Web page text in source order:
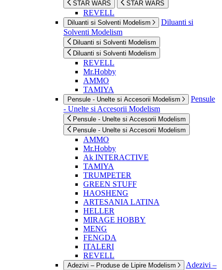
STAR WARS STAR WARS
REVELL
Diluanti si Solventi Modelism
Diluanti si
Solventi Modelism
Diluanti si Solventi Modelism
Diluanti si Solventi Modelism
REVELL
Mr.Hobby
AMMO
TAMIYA
Pensule - Unelte si Accesorii Modelism
Pensule
- Unelte si Accesorii Modelism
Pensule - Unelte si Accesorii Modelism
Pensule - Unelte si Accesorii Modelism
AMMO
Mr.Hobby
Ak INTERACTIVE
TAMIYA
TRUMPETER
GREEN STUFF
HAOSHENG
ARTESANIA LATINA
HELLER
MIRAGE HOBBY
MENG
FENGDA
ITALERI
REVELL
Adezivi – Produse de Lipire Modelism
Adezivi –